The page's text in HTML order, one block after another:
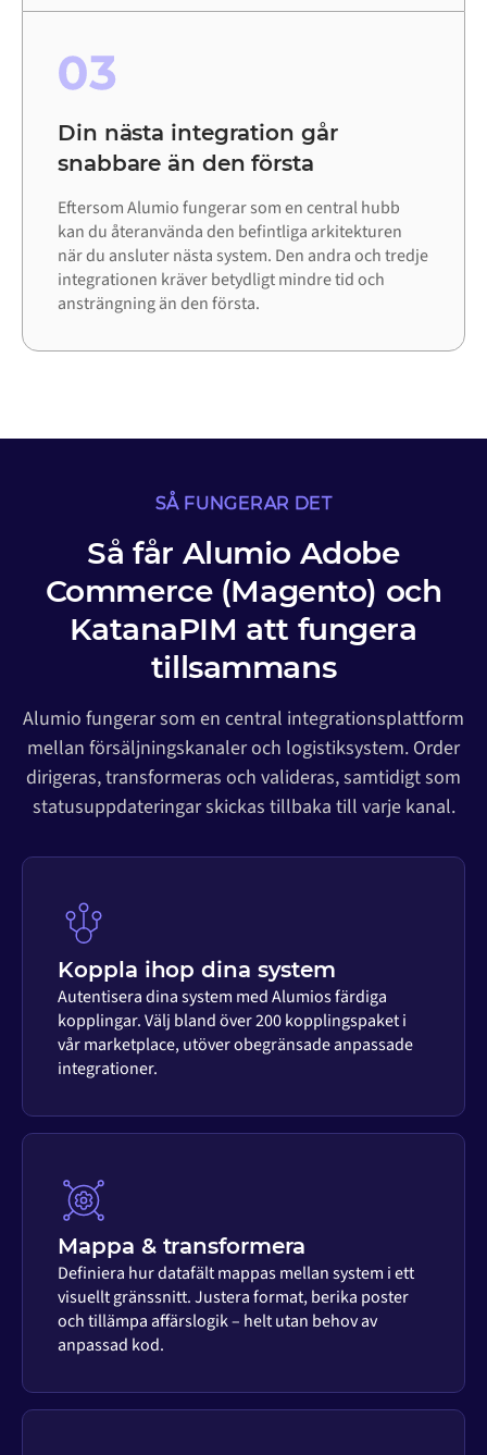
03
Din nästa integration går
snabbare än den första
Eftersom Alumio fungerar som en central hubb
kan du återanvända den befintliga arkitekturen
när du ansluter nästa system. Den andra och tredje
integrationen kräver betydligt mindre tid och
ansträngning än den första.
SÅ FUNGERAR DET
Så får Alumio Adobe
Commerce (Magento) och
KatanaPIM att fungera
tillsammans
Alumio fungerar som en central integrationsplattform
mellan försäljningskanaler och logistiksystem. Order
dirigeras, transformeras och valideras, samtidigt som
statusuppdateringar skickas tillbaka till varje kanal.
Koppla ihop dina system
Autentisera dina system med Alumios färdiga
kopplingar. Välj bland över 200 kopplingspaket i
vår marketplace, utöver obegränsade anpassade
integrationer.
Mappa & transformera
Definiera hur datafält mappas mellan system i ett
visuellt gränssnitt. Justera format, berika poster
och tillämpa affärslogik – helt utan behov av
anpassad kod.